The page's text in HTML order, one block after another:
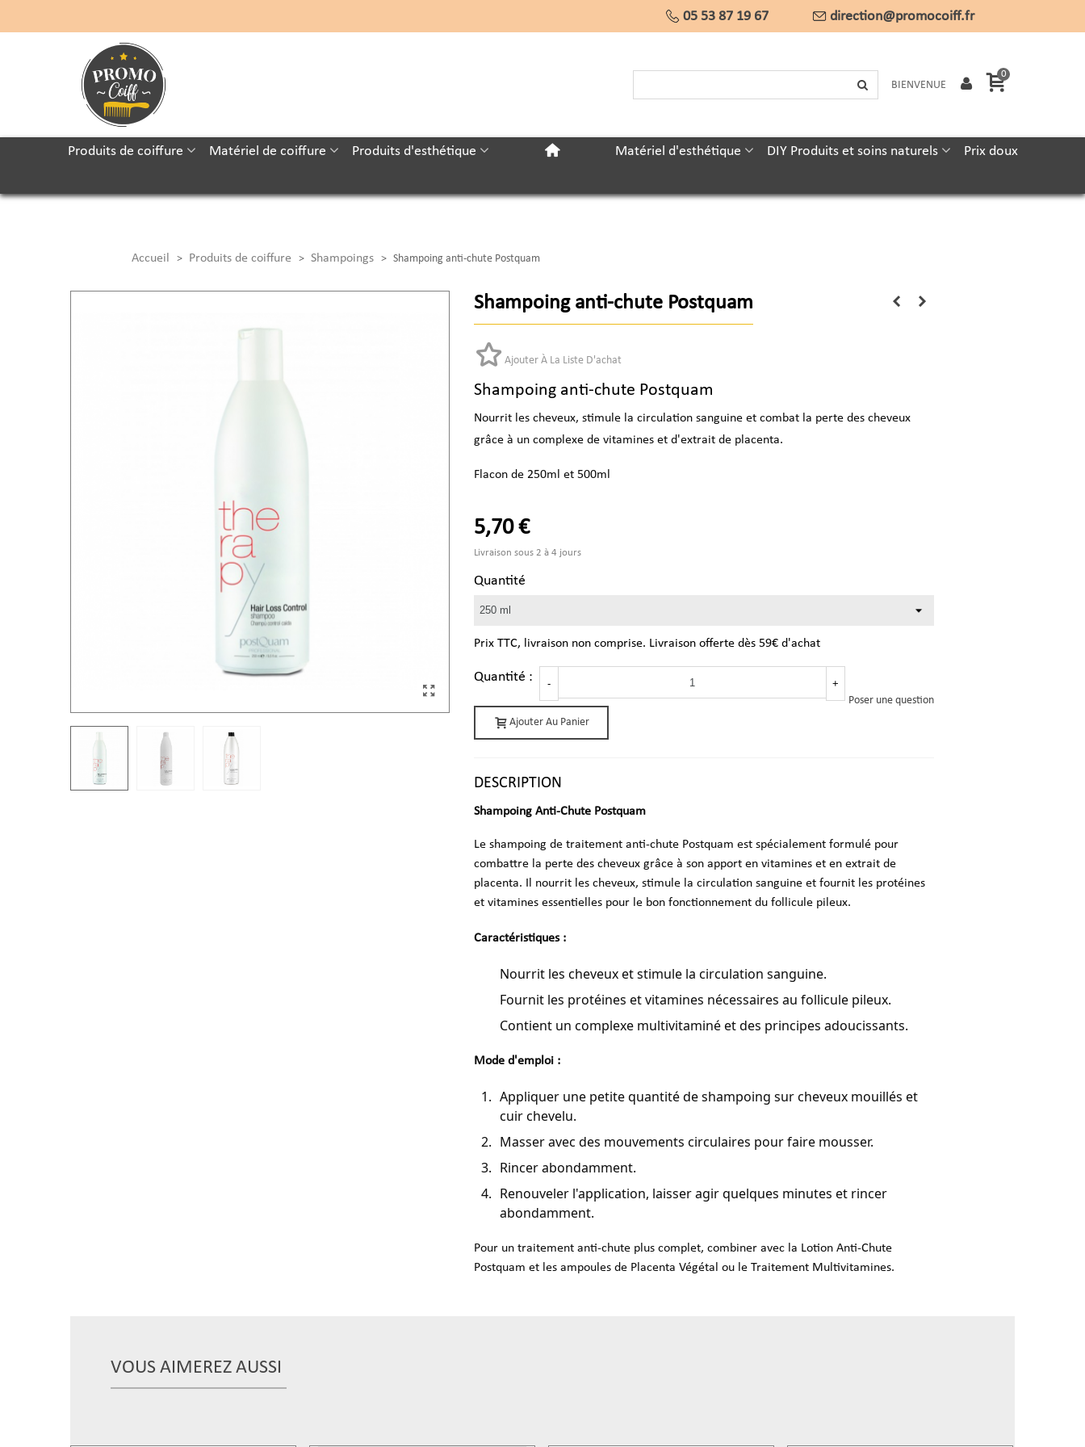
05 53 87 19 67 direction@promocoiff.fr
BIENVENUE
0
Produits de coiffure Matériel de coiffure Produits d'esthétique Matériel d'esthétique DIY Produits et soins naturels Prix doux
Accueil > Produits de coiffure > Shampoings > Shampoing anti-chute Postquam
Shampoing anti-chute Postquam
Ajouter À La Liste D'achat
Shampoing anti-chute Postquam
Nourrit les cheveux, stimule la circulation sanguine et combat la perte des cheveux
grâce à un complexe de vitamines et d'extrait de placenta.
Flacon de 250ml et 500ml
5,70 €
Livraison sous 2 à 4 jours
Quantité
Prix TTC, livraison non comprise. Livraison offerte dès 59€ d'achat
Quantité : - +
Ajouter Au Panier
Poser une question
DESCRIPTION
Shampoing Anti-Chute Postquam
Le shampoing de traitement anti-chute Postquam est spécialement formulé pour
combattre la perte des cheveux grâce à son apport en vitamines et en extrait de
placenta. Il nourrit les cheveux, stimule la circulation sanguine et fournit les protéines
et vitamines essentielles pour le bon fonctionnement du follicule pileux.
Caractéristiques :
Nourrit les cheveux et stimule la circulation sanguine.
Fournit les protéines et vitamines nécessaires au follicule pileux.
Contient un complexe multivitaminé et des principes adoucissants.
Mode d'emploi :
Appliquer une petite quantité de shampoing sur cheveux mouillés et
cuir chevelu.
Masser avec des mouvements circulaires pour faire mousser.
Rincer abondamment.
Renouveler l'application, laisser agir quelques minutes et rincer
abondamment.
Pour un traitement anti-chute plus complet, combiner avec la Lotion Anti-Chute
Postquam et les ampoules de Placenta Végétal ou le Traitement Multivitamines.
VOUS AIMEREZ AUSSI